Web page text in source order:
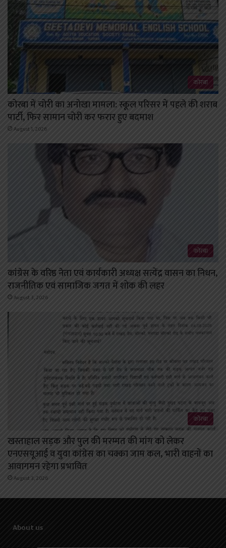
कोरबा
कोरबा में चोरी का अनोखा मामला: स्कूल परिसर में पहले की शराब
पार्टी, फिर सामान चोरी कर फरार हुए बदमाश
August 1, 2026
कोरबा
कांग्रेस के वरिष्ठ नेता एवं कार्यकारी अध्यक्ष सत्येंद्र वासन का निधन,
राजनीतिक एवं सामाजिक जगत में शोक की लहर
August 3, 2026
कोरबा
खस्ताहाल सड़क और पुल की मरम्मत की मांग को लेकर
एनएसयूआई व युवा कांग्रेस का चक्का जाम कल, भारी वाहनों का
आवागमन रहेगा प्रभावित
August 3, 2026
About us